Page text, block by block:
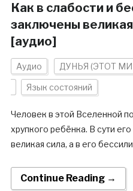
Как в слабости и
заключены
[аудио]
Аудио ДУНЬЯ (ЭТОТ
Язык состояний
Человек в этой Вселенной
хрупкого ребёнка. В сути
великая сила, а в его
Continue Reading →